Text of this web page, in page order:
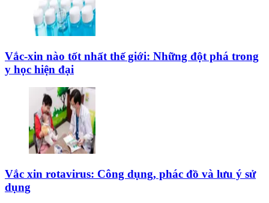
Vắc-xin nào tốt nhất thế giới: Những đột phá trong
y học hiện đại
Vắc xin rotavirus: Công dụng, phác đồ và lưu ý sử
dụng